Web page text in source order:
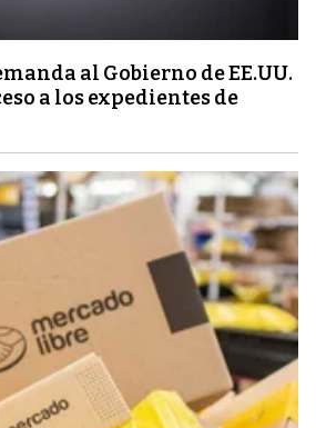
al Gobierno de EE.UU.
a los expedientes de